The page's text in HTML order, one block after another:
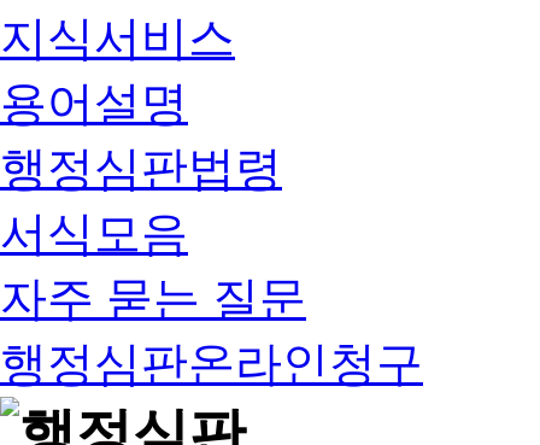
지식서비스
용어설명
행정심판법령
서식모음
자주 묻는 질문
행정심판온라인청구